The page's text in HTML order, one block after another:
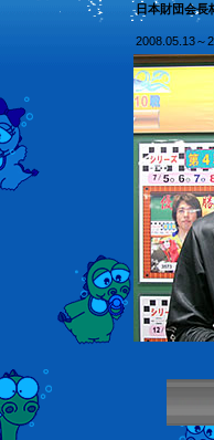
日本財団会長
2008.05.13～